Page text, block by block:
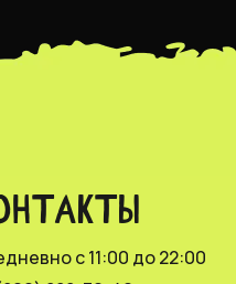
с 11:00 до 22:00